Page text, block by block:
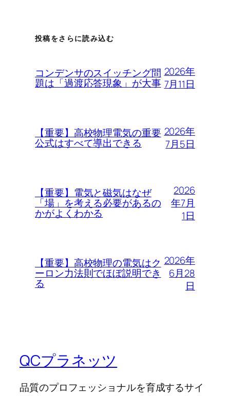
投稿をさらに読み込む
コンデンサのスイッチング問
題は「過渡応答現象」が大事
2026年
7月11日
【重要】高校物理電気の重要
公式はすべて導出できる
2026年
7月5日
【重要】電気と磁気はなぜ
「場」を考える必要があるの
かがよくわかる
2026
年7月
1日
【重要】高校物理の電気はク
ーロン力法則でほぼ説明でき
る
2026年
6月28
日
QCプラネッツ
品質のプロフェッショナルを育成するサイ